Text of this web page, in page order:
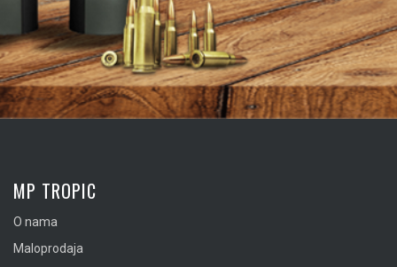
MP TROPIC
O nama
Maloprodaja